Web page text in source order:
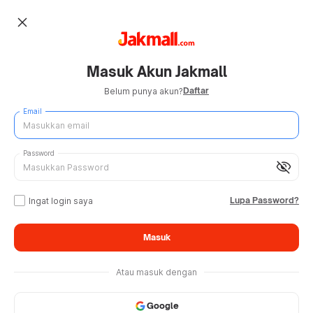
close
Masuk Akun Jakmall
Belum punya akun?Daftar
Email
visibility_off
Password
Ingat login saya Lupa Password?
Masuk
Atau masuk dengan
Google